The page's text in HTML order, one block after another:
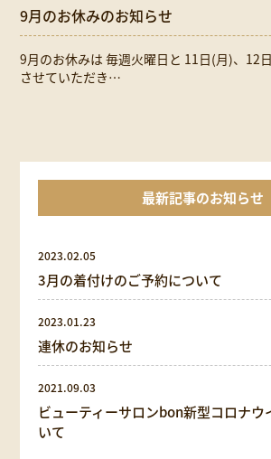
9月のお休みのお知らせ
9月のお休みは 毎週火曜日と 11日(月)、12
させていただき…
最新記事のお知らせ
2023.02.05
3月の着付けのご予約について
2023.01.23
連休のお知らせ
2021.09.03
ビューティーサロンbon新型コロナウ
いて